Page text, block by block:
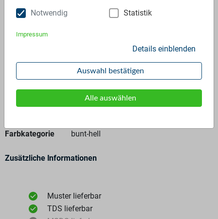
Materialtyp
Regranulat
Farbkategorie
bunt-hell
Zusätzliche Informationen
Muster lieferbar
TDS lieferbar
Notwendig Statistik
Impressum
Details einblenden
Auswahl bestätigen
Alle auswählen